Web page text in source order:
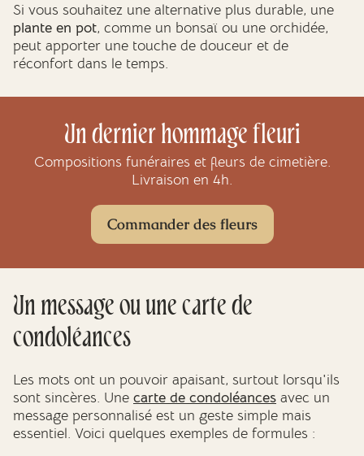
Si vous souhaitez une alternative plus durable, une
plante en pot, comme un bonsaï ou une orchidée,
peut apporter une touche de douceur et de
réconfort dans le temps.
Un dernier hommage fleuri
Compositions funéraires et fleurs de cimetière.
Livraison en 4h.
Commander des fleurs
Un message ou une carte de
condoléances
Les mots ont un pouvoir apaisant, surtout lorsqu'ils
sont sincères. Une carte de condoléances avec un
message personnalisé est un geste simple mais
essentiel. Voici quelques exemples de formules :